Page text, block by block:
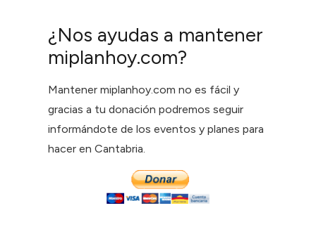
¿Nos ayudas a mantener
miplanhoy.com?
Mantener miplanhoy.com no es fácil y
gracias a tu donación podremos seguir
informándote de los eventos y planes para
hacer en Cantabria.